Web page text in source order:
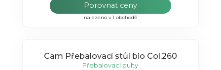
Porovnat ceny
nalezeno v 1 obchodě
Cam Přebalovací stůl bio Col.260
Přebalovací pulty